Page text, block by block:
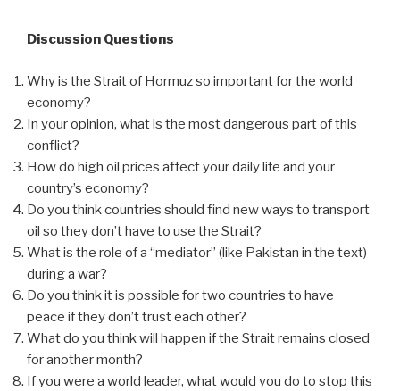
Discussion Questions
Why is the Strait of Hormuz so important for the world
economy?
In your opinion, what is the most dangerous part of this
conflict?
How do high oil prices affect your daily life and your
country’s economy?
Do you think countries should find new ways to transport
oil so they don’t have to use the Strait?
What is the role of a “mediator” (like Pakistan in the text)
during a war?
Do you think it is possible for two countries to have
peace if they don’t trust each other?
What do you think will happen if the Strait remains closed
for another month?
If you were a world leader, what would you do to stop this